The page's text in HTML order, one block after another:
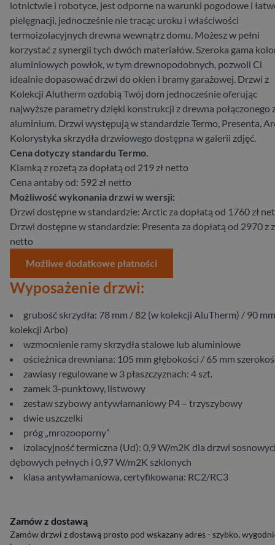
lotnictwie i robotyce, jest odporne na warunki pogodowe i
pielęgnacji, jednocześnie nie tracąc uroku i właściwości
termoizolacyjnych drewna wewnątrz domu. Możesz w pełni
korzystać z synergii tych dwóch materiałów. Szeroka gama
aluminiowych powłok, w tym drewnopodobnych, pozwoli Ci
idealnie dopasować drzwi do okien i bramy garażowej. Drzwi z
Kolekcji Alutherm ozdobią Twój dom jednocześnie oferując
najwyższe parametry dzięki konstrukcji z drewna połączonego
aluminium. Drzwi występują w standardzie Termo, Presenta,
Kolorystyka skrzydła drzwiowego dostępna w galerii zdjęć.
Cena dotyczy standardu Termo.
Klamką z rozetą za dopłatą od 219 zł netto
Cena antaby od: 592 zł netto
Możliwość wykonania drzwi w wersji:
Drzwi dostępne w standardzie: Arctic za dopłatą od 1760 zł
Drzwi dostępne w standardzie: Presenta za dopłatą od 2970 z
netto
Możliwe dodatkowe płatności
Wyposażenie drzwi:
grubość skrzydła: 78 mm / 82 (w kolekcji AluTherm) / 90
kolekcji Arbo)
wzmocnienie ramy skrzydła stalowe lub aluminiowe
ościeżnica drewniana: 105 mm głębokości / 65 mm
zawiasy regulowane w 3 płaszczyznach: 4 szt.
zamek 3-punktowy, listwowy
zestaw szybowy antywłamaniowy P4 – trzyszybowy
dwie uszczelki
próg „mrozooporny”
izolacyjność termiczna (Ud): 0,9 W/m2K dla drzwi
dębowych pełnych i 0,97 W/m2K szklonych
klasa antywłamaniowa, certyfikowana: RC2/RC3
Zamów z dostawą
Zamów drzwi z dostawą prosto pod wskazany adres - szybko,